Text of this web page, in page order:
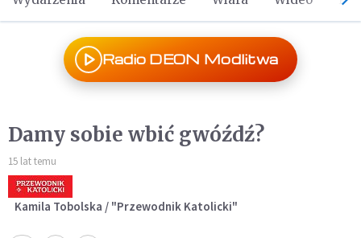
Radio DEON Modlitwa
Damy sobie wbić gwóźdź?
15 lat temu
Kamila Tobolska / "Przewodnik Katolicki"